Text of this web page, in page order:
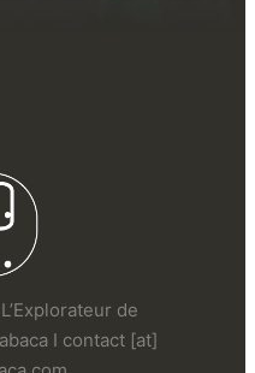
de
I contact [at]